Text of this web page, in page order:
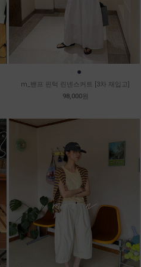
●
m_밴프 핀턱 린넨스커트 [3차 재입고]
98,000원